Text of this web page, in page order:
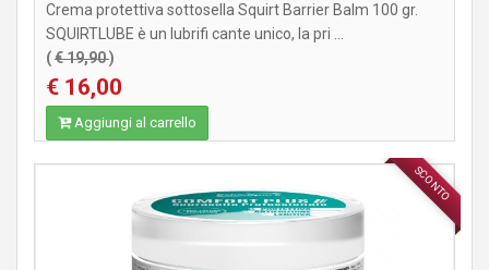
Crema protettiva sottosella Squirt Barrier Balm 100 gr.
SQUIRTLUBE è un lubrifi cante unico, la pri ...
(€ 19,90)
€ 16,00
Aggiungi al carrello
SCONTO
INTEGRATORI